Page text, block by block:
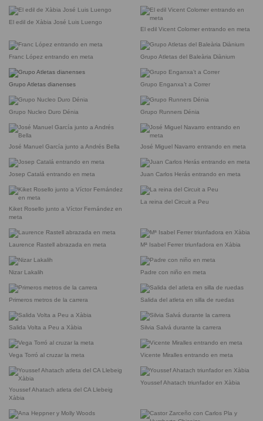
El edil de Xàbia José Luis Luengo
El edil Vicent Colomer entrando en meta
Franc López entrando en meta Grupo Atletas del Baleària Diànium
Grupo Atletas dianenses Grupo Enganxa’t a Correr
Grupo Nucleo Duro Dénia Grupo Runners Dénia
José Manuel García junto a Andrés Bella José Miguel Navarro entrando en meta
Josep Catalá entrando en meta Juan Carlos Herás entrando en meta
Kiket Rosello junto a Víctor Fernández en
meta
La reina del Circuit a Peu
Laurence Rastell abrazada en meta Mª Isabel Ferrer triunfadora en Xàbia
Nizar Lakalih Padre con niño en meta
Primeros metros de la carrera Salida del atleta en silla de ruedas
Salida Volta a Peu a Xàbia Silvia Salvá durante la carrera
Vega Torró al cruzar la meta Vicente Miralles entrando en meta
Youssef Ahatach atleta del CA Llebeig
Xàbia
Youssef Ahatach triunfador en Xàbia